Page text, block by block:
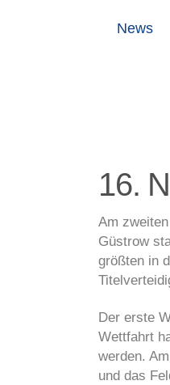
News
16.
Am
Güstrow
größten in
Der erste
Wettfahrt
werden.
und das